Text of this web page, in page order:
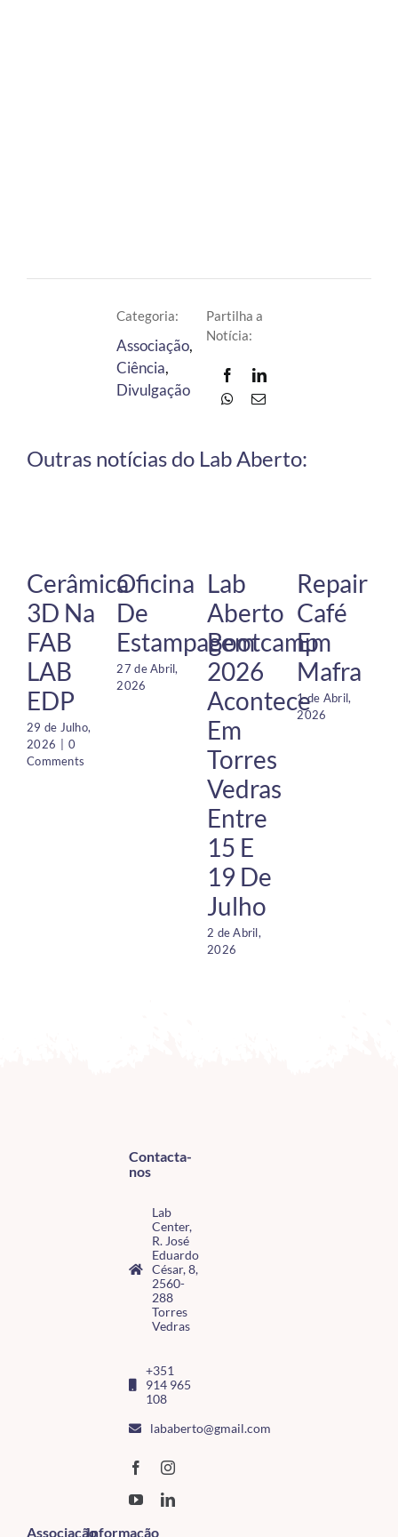
Categoria:
Associação,
Ciência,
Divulgação
Partilha a
Notícia:
Outras notícias do Lab Aberto:
Cerâmica
3D Na
FAB
LAB
EDP
29 de Julho,
2026
0
Comments
Oficina
De
Estampagem
27 de Abril,
2026
Lab
Aberto
Bootcamp
2026
Acontece
Em
Torres
Vedras
Entre
15 E
19 De
Julho
2 de Abril,
2026
Repair
Café
Em
Mafra
1 de Abril,
2026
Contacta-
nos
Lab
Center,
R. José
Eduardo
César, 8,
2560-
288
Torres
Vedras
+351
914 965
108
lababerto@gmail.com
AssociaçãoInformação